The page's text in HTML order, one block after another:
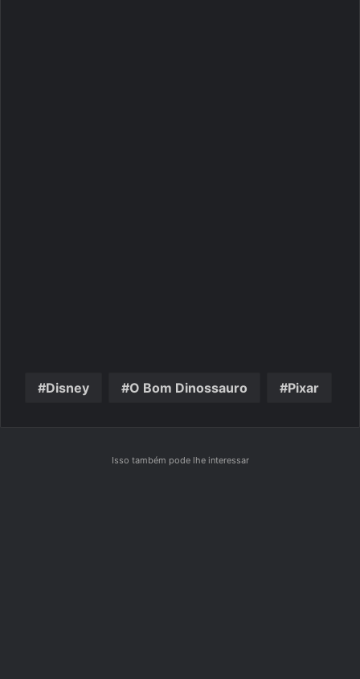
Disney O Bom Dinossauro Pixar
Isso também pode lhe interessar